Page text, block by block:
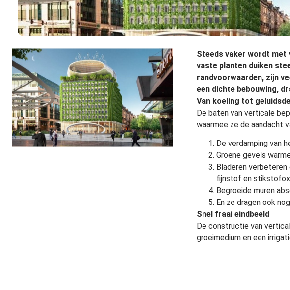
Steeds vaker wordt met
vaste planten duiken
randvoorwaarden, zijn
een dichte bebouwing,
Van koeling tot
De baten van verticale
waarmee ze de aandacht
De verdamping van
Groene gevels
Bladeren
fijnstof en
Begroeide muren
En ze dragen ook
Snel fraai eindbeeld
De constructie van
groeimedium en een